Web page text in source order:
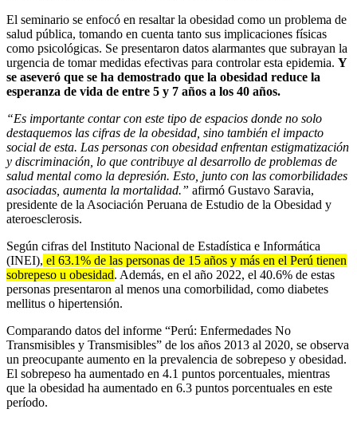
El seminario se enfocó en resaltar la obesidad como un problema de
salud pública, tomando en cuenta tanto sus implicaciones físicas
como psicológicas. Se presentaron datos alarmantes que subrayan la
urgencia de tomar medidas efectivas para controlar esta epidemia. Y
se aseveró que se ha demostrado que la obesidad reduce la
esperanza de vida de entre 5 y 7 años a los 40 años.
“Es importante contar con este tipo de espacios donde no solo
destaquemos las cifras de la obesidad, sino también el impacto
social de esta. Las personas con obesidad enfrentan estigmatización
y discriminación, lo que contribuye al desarrollo de problemas de
salud mental como la depresión. Esto, junto con las comorbilidades
asociadas, aumenta la mortalidad.” afirmó Gustavo Saravia,
presidente de la Asociación Peruana de Estudio de la Obesidad y
ateroesclerosis.
Según cifras del Instituto Nacional de Estadística e Informática
(INEI), el 63.1% de las personas de 15 años y más en el Perú tienen
sobrepeso u obesidad. Además, en el año 2022, el 40.6% de estas
personas presentaron al menos una comorbilidad, como diabetes
mellitus o hipertensión.
Comparando datos del informe “Perú: Enfermedades No
Transmisibles y Transmisibles” de los años 2013 al 2020, se observa
un preocupante aumento en la prevalencia de sobrepeso y obesidad.
El sobrepeso ha aumentado en 4.1 puntos porcentuales, mientras
que la obesidad ha aumentado en 6.3 puntos porcentuales en este
período.